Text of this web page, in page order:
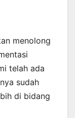
menolong
telah ada
sudah
di bidang